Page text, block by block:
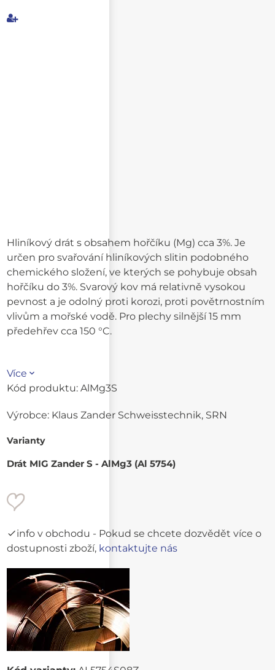
Hliníkový drát s obsahem hořčíku (Mg) cca 3%. Je
určen pro svařování hliníkových slitin podobného
chemického složení, ve kterých se pohybuje obsah
hořčíku do 3%. Svarový kov má relativně vysokou
pevnost a je odolný proti korozi, proti povětrnostním
vlivům a mořské vodě. Pro plechy silnější 15 mm
předehřev cca 150 °C.
Více
Kód produktu: AlMg3S
Výrobce: Klaus Zander Schweisstechnik, SRN
Varianty
Drát MIG Zander S - AlMg3 (Al 5754)
info v obchodu - Pokud se chcete dozvědět více o
dostupnosti zboží, kontaktujte nás